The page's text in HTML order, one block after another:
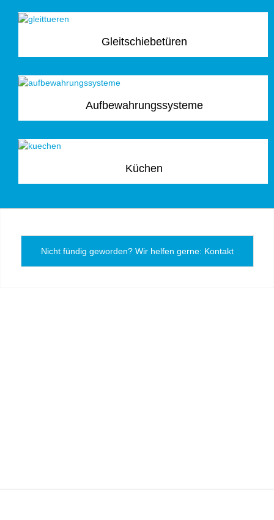
Gleitschiebetüren
Aufbewahrungssysteme
Küchen
Nicht fündig geworden? Wir helfen gerne: Kontakt